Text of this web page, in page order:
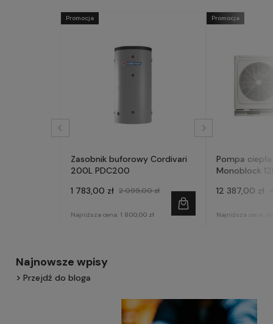
Zasobnik buforowy Cordivari
200L PDC200
1 783,00 zł 2 099,00 zł
Najniższa cena: 1 800,00 zł
Promocja
Pompa
Monoblock
12 387,00 zł
Najniższa cena:
Promocja
Najnowsze wpisy
Przejdź do bloga